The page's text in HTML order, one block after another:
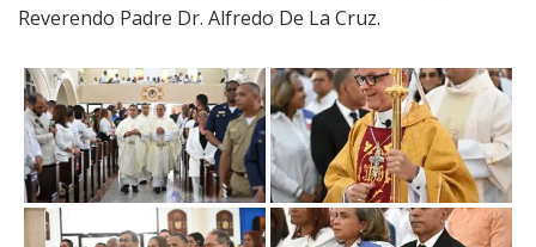
Reverendo Padre Dr. Alfredo De La Cruz.